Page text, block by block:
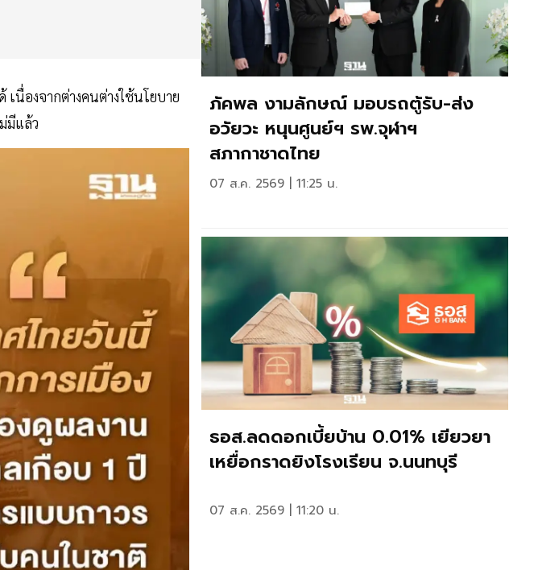
นื่องจากต่างคนต่างใช้นโยบาย
มีแล้ว
ภัคพล งามลักษณ์ มอบรถตู้รับ-ส่ง
อวัยวะ หนุนศูนย์ฯ รพ.จุฬาฯ
สภากาชาดไทย
07 ส.ค. 2569 | 11:25 น.
ธอส.ลดดอกเบี้ยบ้าน 0.01% เยียวยา
เหยื่อกราดยิงโรงเรียน จ.นนทบุรี
07 ส.ค. 2569 | 11:20 น.